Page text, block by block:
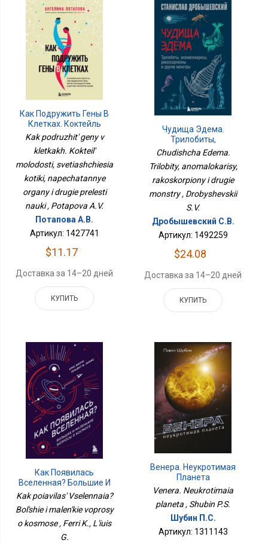
Как Подружить Гены В
Клетках. Коктейль
Молодости, Светящиеся
Котики, Напечатанные
Органы И Другие
Прелести Науки
Kak podruzhit' geny v
kletkakh. Kokteil'
molodosti, svetiashchiesia
kotiki, napechatannye
organy i drugie prelesti
nauki , Potapova A.V.
Потапова А.В.
Артикул: 1427741
$11.17
Доставка за 14–20 дней
КУПИТЬ
Чудища Эдема.
Трилобиты,
Аномалокарисы,
Другие Монстры
Chudishcha Edema.
Trilobity, anomalokarisy,
rakoskorpiony i drugie
monstry , Drobyshevskii
S.V.
Дробышевский С.В.
Артикул: 1492259
$24.08
Доставка за 14–20 дней
КУПИТЬ
Как Появилась
Вселенная? Большие И
Маленькие Вопросы О
Kak poiavilas' Vselennaia?
Bol'shie i malen'kie voprosy
o kosmose , Ferri K., L'iuis
G.
Венера. Неукротимая
Планета
Venera. Neukrotimaia
planeta , Shubin P.S.
Шубин П.С.
Артикул: 1311143